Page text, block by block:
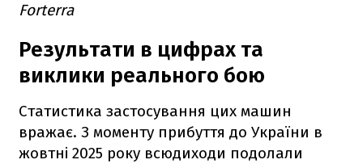
Forterra
Результати в цифрах та
виклики реального бою
Статистика застосування цих машин
вражає. З моменту прибуття до України в
жовтні 2025 року всюдиходи подолали